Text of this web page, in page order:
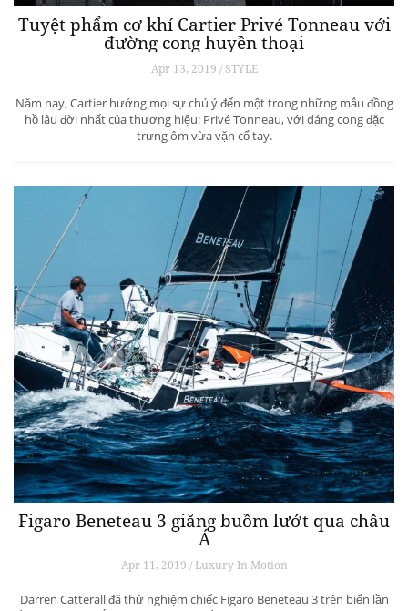
Tuyệt phẩm cơ khí Cartier Privé Tonneau với
đường cong huyền thoại
Apr 13, 2019 / STYLE
Năm nay, Cartier hướng mọi sự chú ý đến một trong những mẫu đồng
hồ lâu đời nhất của thương hiệu: Privé Tonneau, với dáng cong đặc
trưng ôm vừa vặn cổ tay.
Figaro Beneteau 3 giăng buồm lướt qua châu
Á
Apr 11, 2019 / Luxury In Motion
Darren Catterall đã thử nghiệm chiếc Figaro Beneteau 3 trên biển lần